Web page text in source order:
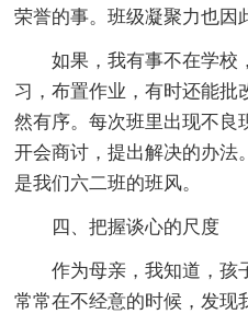
荣誉的事。班级凝聚力也因
如果，我有事不在学校
习，布置作业，有时还能批
然有序。每次班里出现不良
开会商讨，提出解决的办法
是我们六二班的班风。
四、把握谈心的尺度
作为母亲，我知道，孩
常常在不经意的时候，发现